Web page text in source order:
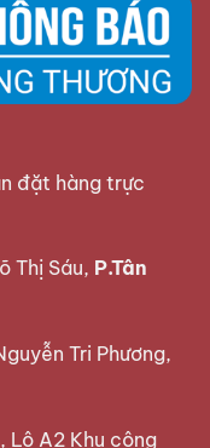
đặt hàng trực
Thị Sáu, P.Tân
Tri Phương,
Lô A2 Khu công